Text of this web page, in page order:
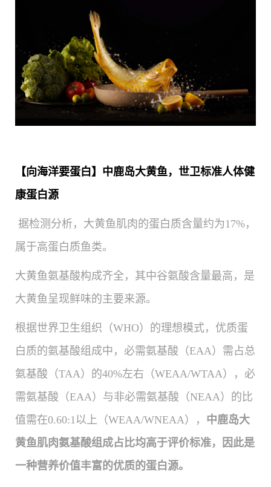
【向海洋要蛋白】中鹿岛大黄鱼，世卫标准人体健
康蛋白源
据检测分析，大黄鱼肌肉的蛋白质含量约为 17%，
属于高蛋白质鱼类。
大黄鱼氨基酸构成齐全，其中谷氨酸含量最高， 是
大黄鱼呈现鲜味的主要来源。
根据世界卫生组织（WHO）的理想模式，优质蛋
白质的氨基酸组成中，必需氨基酸（EAA）需占总
氨基酸（TAA）的40%左右（WEAA/WTAA），必
需氨基酸（EAA）与非必需氨基酸（NEAA）的比
值需在0.60:1以上（WEAA/WNEAA）， 中鹿岛大
黄鱼肌肉氨基酸组成占比均高于评价标准，因此是
一种营养价值丰富的优质的蛋白源。